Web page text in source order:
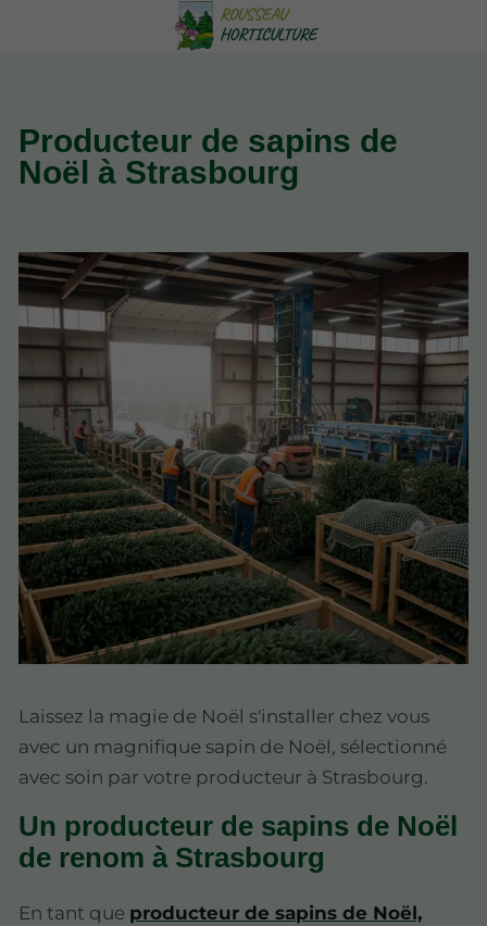
Producteur de sapins de
Noël à Strasbourg
Laissez la magie de Noël s'installer chez vous
avec un magnifique sapin de Noël, sélectionné
avec soin par votre producteur à Strasbourg.
Un producteur de sapins de Noël
de renom à Strasbourg
En tant que producteur de sapins de Noël,